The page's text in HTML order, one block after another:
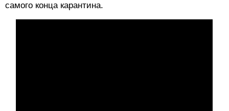
самого конца карантина.